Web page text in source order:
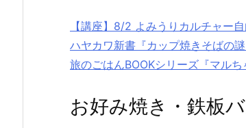
【講座】8/2 よみうりカルチャー
ハヤカワ新書『カップ焼きそばの謎
旅のごはんBOOKシリーズ『マル
お好み焼き・鉄板